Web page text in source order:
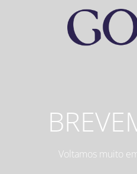
Voltamos muito